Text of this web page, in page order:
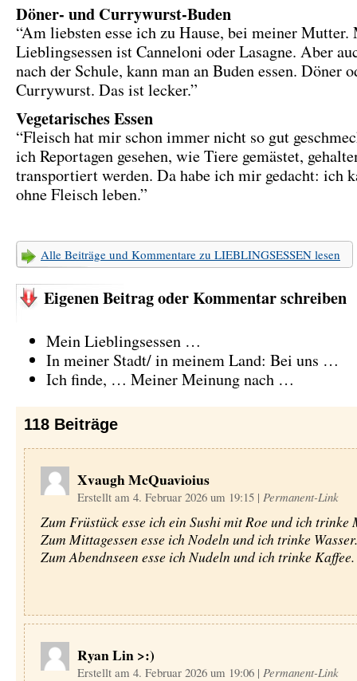
Döner- und Currywurst-Buden
“Am liebsten esse ich zu Hause, bei meiner Mutter.
Lieblingsessen ist Canneloni oder Lasagne. Aber
nach der Schule, kann man an Buden essen. Döner
Currywurst. Das ist lecker.”
Vegetarisches Essen
“Fleisch hat mir schon immer nicht so gut
ich Reportagen gesehen, wie Tiere gemästet,
transportiert werden. Da habe ich mir gedacht: ich
ohne Fleisch leben.”
Alle Beiträge und Kommentare zu LIEBLINGSESSEN lesen
Eigenen Beitrag oder Kommentar schreiben
Mein Lieblingsessen …
In meiner Stadt/ in meinem Land: Bei uns …
Ich finde, … Meiner Meinung nach …
118 Beiträge
Xvaugh McQuavioius
Erstellt am 4. Februar 2026 um 19:15 | Permanent-Link
Zum Früstück esse ich ein Sushi mit Roe und ich trinke
Zum Mittagessen esse ich Nodeln und ich trinke Wasser.
Zum Abendnseen esse ich Nudeln und ich trinke Kaffee.
Ryan Lin >:)
Erstellt am 4. Februar 2026 um 19:06 | Permanent-Link